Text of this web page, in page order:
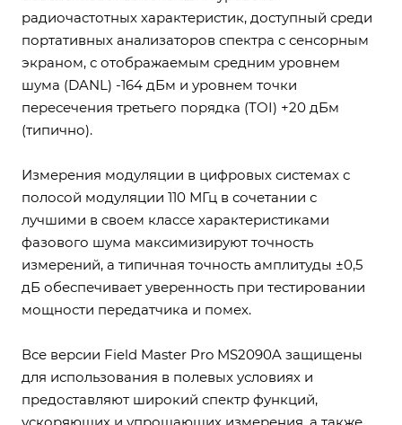
радиочастотных характеристик, доступный среди
портативных анализаторов спектра с сенсорным
экраном, с отображаемым средним уровнем
шума (DANL) -164 дБм и уровнем точки
пересечения третьего порядка (TOI) +20 дБм
(типично).
Измерения модуляции в цифровых системах с
полосой модуляции 110 МГц в сочетании с
лучшими в своем классе характеристиками
фазового шума максимизируют точность
измерений, а типичная точность амплитуды ±0,5
дБ обеспечивает уверенность при тестировании
мощности передатчика и помех.
Все версии Field Master Pro MS2090A защищены
для использования в полевых условиях и
предоставляют широкий спектр функций,